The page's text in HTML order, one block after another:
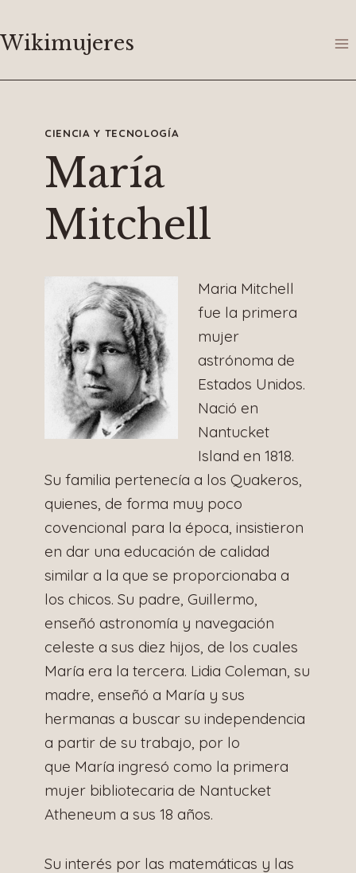
al
Wikimujeres
CIENCIA Y TECNOLOGÍA
María
Mitchell
Maria Mitchell
fue la primera
mujer
astrónoma de
Estados Unidos.
Nació en
Nantucket
Island en 1818.
Su familia pertenecía a los Quakeros,
quienes, de forma muy poco
covencional para la época, insistieron
en dar una educación de calidad
similar a la que se proporcionaba a
los chicos. Su padre, Guillermo,
enseñó astronomía y navegación
celeste a sus diez hijos, de los cuales
María era la tercera. Lidia Coleman, su
madre, enseñó a María y sus
hermanas a buscar su independencia
a partir de su trabajo, por lo
que María ingresó como la primera
mujer bibliotecaria de Nantucket
Atheneum a sus 18 años.
Su interés por las matemáticas y las